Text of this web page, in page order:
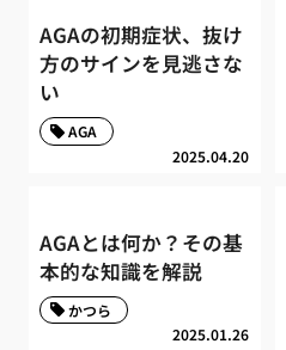
AGAの初期症状、抜け
方のサインを見逃さな
い
2025.04.20
AGA
AGAとは何か？その基
本的な知識を解説
2025.01.26
かつら